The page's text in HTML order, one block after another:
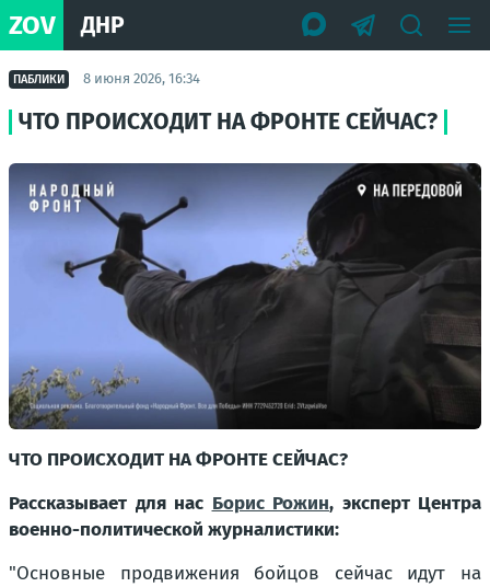
ZOV ДНР
ПАБЛИКИ 8 июня 2026, 16:34
ЧТО ПРОИСХОДИТ НА ФРОНТЕ СЕЙЧАС?
ЧТО ПРОИСХОДИТ НА ФРОНТЕ СЕЙЧАС?
Рассказывает для нас Борис Рожин, эксперт Центра
военно-политической журналистики:
"Основные продвижения бойцов сейчас идут на